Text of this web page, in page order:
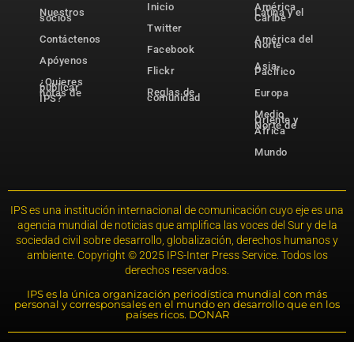
Nuestros
socios
Contáctenos
Apóyenos
¿Quieres
publicar
notas de
IPS?
Inicio
Twitter
Facebook
Flickr
Reglas de
comunidad
América
Latina y el
Caribe
América del
Norte
Asia-
Pacífico
Europa
Medio
Oriente y
Norte de
África
Mundo
IPS es una institución internacional de comunicación cuyo eje es una
agencia mundial de noticias que amplifica las voces del Sur y de la
sociedad civil sobre desarrollo, globalización, derechos humanos y
ambiente. Copyright © 2025 IPS-Inter Press Service. Todos los
derechos reservados.
IPS es la única organización periodística mundial con más
personal y corresponsales en el mundo en desarrollo que en los
países ricos. DONAR